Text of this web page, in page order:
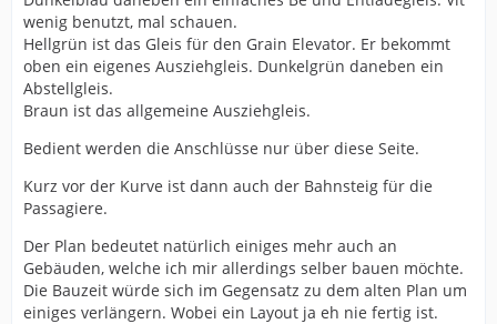
wenig benutzt, mal schauen.
Hellgrün ist das Gleis für den Grain Elevator. Er bekommt
oben ein eigenes Ausziehgleis. Dunkelgrün daneben ein
Abstellgleis.
Braun ist das allgemeine Ausziehgleis.
Bedient werden die Anschlüsse nur über diese Seite.
Kurz vor der Kurve ist dann auch der Bahnsteig für die
Passagiere.
Der Plan bedeutet natürlich einiges mehr auch an
Gebäuden, welche ich mir allerdings selber bauen möchte.
Die Bauzeit würde sich im Gegensatz zu dem alten Plan um
einiges verlängern. Wobei ein Layout ja eh nie fertig ist.